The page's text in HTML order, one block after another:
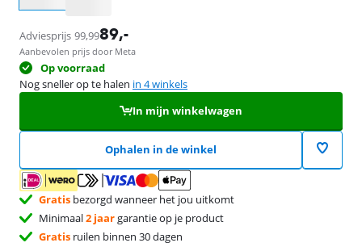
Adviesprijs 99,9989,-
Aanbevolen prijs door Meta
Op voorraad
Nog sneller op te halen in 4 winkels
In mijn winkelwagen
Ophalen in de winkel
Gratis bezorgd wanneer het jou uitkomt
Minimaal2 jaargarantie op je product
Gratis ruilen binnen 30 dagen